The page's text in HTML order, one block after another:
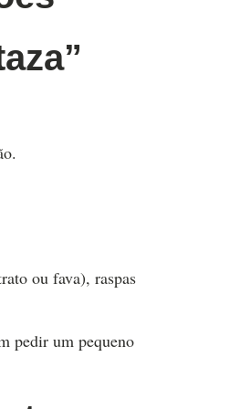
ou fava), raspas
pedir um pequeno